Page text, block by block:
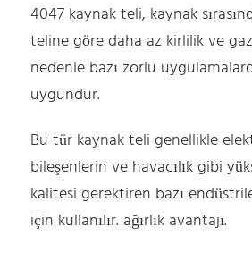
4047 kaynak teli, kaynak
teline göre daha az kirlilik ve
nedenle bazı zorlu
uygundur.
Bu tür kaynak teli genellikle
bileşenlerin ve havacılık gibi
kalitesi gerektiren bazı
için kullanılır. ağırlık avantajı.